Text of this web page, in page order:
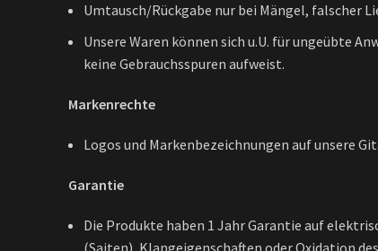
Umtausch/Rückgabe nur bei Mängel, falscher
Unsere Waren können sich u.U. für ungeübte
keine Gebrauchsspuren aufweist.
Markenrechte
Logos und Markenbezeichnungen auf unsere
Garantie
Die Produkte haben 1 Jahr Garantie auf
(Saiten), Klangeigenschaften oder Oxidation des